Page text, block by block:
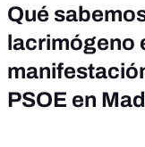
Qué
lacrimógeno
PSOE en